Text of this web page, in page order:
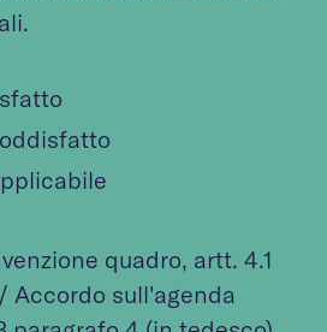
quadro, artt. 4.1
Accordo sull'agenda